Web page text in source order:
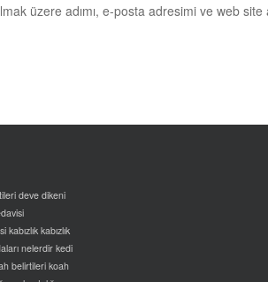
üzere adımı, e-posta adresimi ve web site
deve dikeni
kabızlık kabızlık
nelerdir kedi
belirtileri koah